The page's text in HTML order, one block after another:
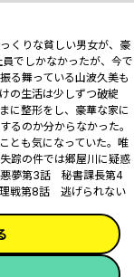
くりな貧しい男女が、豪
でしかなかったが、今で
る舞っている山波久美も
の生活は少しずつ破綻
に整形をし、豪華な家に
るのか分からなかった。
とも気になっていた。唯
踪の件では郷屋川に疑惑
夢第3話 秘書課長第4
戦第8話 逃げられない